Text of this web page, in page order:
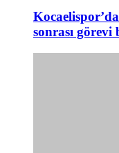
sonrası görevi